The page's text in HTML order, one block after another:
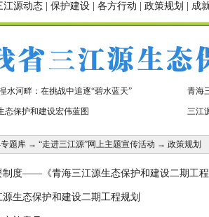
江源动态| 保护建设| 各方行动 政策规划 成
水河畔：在挑战中追逐“碧水蓝天” 青海
态保护和建设宏伟蓝图 三江
专题库 → “走进三江源”网上主题宣传活动 → 政策规划
制度——《青海三江源生态保护和建设二期工
生态保护和建设二期工程规划